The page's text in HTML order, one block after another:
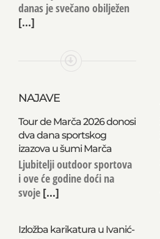
danas je svečano obilježen
[...]
NAJAVE
Tour de Marča 2026 donosi
dva dana sportskog
izazova u šumi Marča
Ljubitelji outdoor sportova
i ove će godine doći na
svoje[...]
Izložba karikatura u Ivanić-